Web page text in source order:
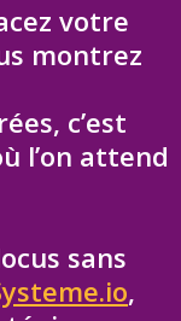
votre
montrez
c’est
l’on attend
sans
,